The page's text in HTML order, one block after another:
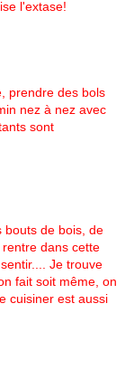
l'extase!
prendre des bols
nez à nez avec
sont
bouts de bois, de
dans cette
Je trouve
fait soit même, on
cuisiner est aussi